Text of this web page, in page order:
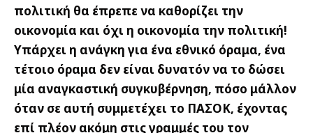
πολιτική θα έπρεπε να καθορίζει την
οικονομία και όχι η οικονομία την πολιτική!
Υπάρχει η ανάγκη για ένα εθνικό όραμα, ένα
τέτοιο όραμα δεν είναι δυνατόν να το δώσει
μία αναγκαστική συγκυβέρνηση, πόσο μάλλον
όταν σε αυτή συμμετέχει το ΠΑΣΟΚ, έχοντας
επί πλέον ακόμη στις γραμμές του τον